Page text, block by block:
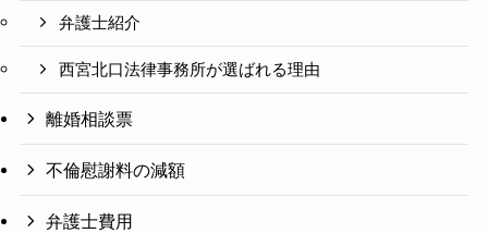
弁護士紹介
西宮北口法律事務所が選ばれる理由
離婚相談票
不倫慰謝料の減額
弁護士費用